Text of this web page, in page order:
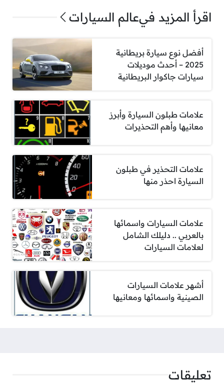
اقرأ المزيد فيعالم السيارات
أفضل نوع سيارة بريطانية
2025 – أحدث موديلات
سيارات جاكوار البريطانية
علامات طبلون السيارة وأبرز
معانيها وأهم التحذيرات
علامات التحذير في طبلون
السيارة احذر منها
علامات السيارات واسمائها
بالعربي .. دليلك الشامل
لعلامات السيارات
أشهر علامات السيارات
الصينية واسمائها ومعانيها
تعليقات